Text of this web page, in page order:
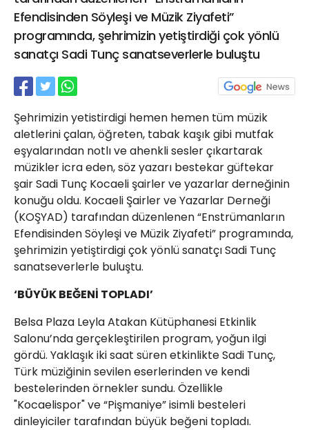
Efendisinden Söyleşi ve Müzik Ziyafeti”
programında, şehrimizin yetiştirdiği çok yönlü
sanatçı Sadi Tunç sanatseverlerle buluştu
Şehrimizin yetistirdigi hemen hemen tüm müzik
aletlerini çalan, öğreten, tabak kaşık gibi mutfak
eşyalarından notlı ve ahenkli sesler çıkartarak
müzikler icra eden, söz yazarı bestekar güftekar
şair Sadi Tunç Kocaeli şairler ve yazarlar derneğinin
konuğu oldu. Kocaeli Şairler ve Yazarlar Derneği
(KOŞYAD) tarafından düzenlenen “Enstrümanların
Efendisinden Söyleşi ve Müzik Ziyafeti” programında,
şehrimizin yetiştirdigi çok yönlü sanatçı Sadi Tunç
sanatseverlerle buluştu.
‘BÜYÜK BEĞENİ TOPLADI’
Belsa Plaza Leyla Atakan Kütüphanesi Etkinlik
Salonu’nda gerçekleştirilen program, yoğun ilgi
gördü. Yaklaşık iki saat süren etkinlikte Sadi Tunç,
Türk müziğinin sevilen eserlerinden ve kendi
bestelerinden örnekler sundu. Özellikle
"Kocaelispor" ve “Pişmaniye” isimli besteleri
dinleyiciler tarafından büyük beğeni topladı.
02624132333
haber@golcukpostasi.com